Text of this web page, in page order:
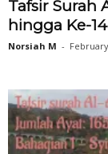
Tafsir Surah
hingga Ke-
Norsiah M -